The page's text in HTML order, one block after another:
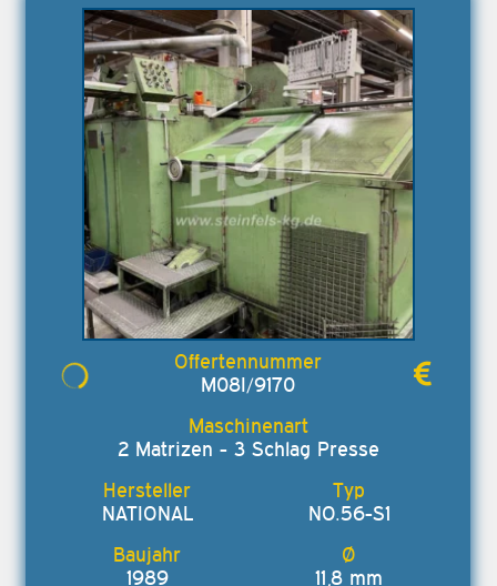
M08I/9170
2 Matrizen - 3 Schlag Presse
NATIONAL NO.56-S1
1989 11,8 mm